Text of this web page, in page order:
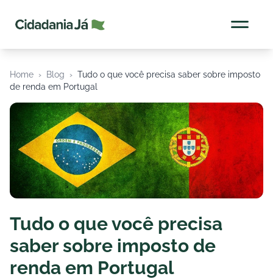
Home › Blog › Tudo o que você precisa saber sobre imposto
de renda em Portugal
Tudo o que você precisa
saber sobre imposto de
renda em Portugal